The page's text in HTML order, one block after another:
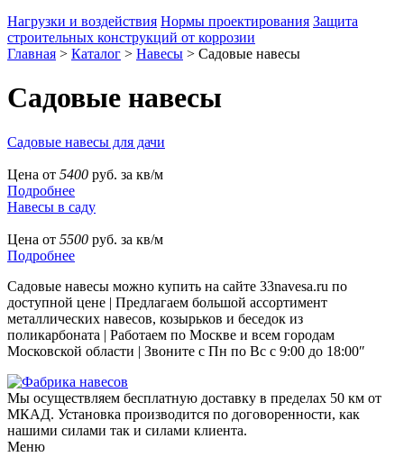
Нагрузки и воздействия Нормы проектирования Защита
строительных конструкций от коррозии
Главная > Каталог > Навесы > Садовые навесы
Садовые навесы
Садовые навесы для дачи
Цена от 5400 руб. за кв/м
Подробнее
Навесы в саду
Цена от 5500 руб. за кв/м
Подробнее
Садовые навесы можно купить на сайте 33navesa.ru по
доступной цене | Предлагаем большой ассортимент
металлических навесов, козырьков и беседок из
поликарбоната | Работаем по Москве и всем городам
Московской области | Звоните с Пн по Вс с 9:00 до 18:00″
Мы осуществляем бесплатную доставку в пределах 50 км от
МКАД. Установка производится по договоренности, как
нашими силами так и силами клиента.
Меню